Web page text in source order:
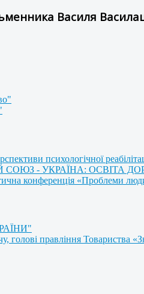
Василя
психологічної
СОЮЗ - УКРАЇНА: ОСВІТА
конференція «Проблеми
правління Товариства